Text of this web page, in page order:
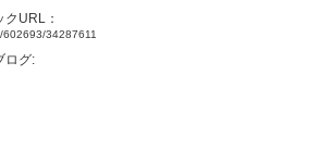
URL：
34287611
ログ: